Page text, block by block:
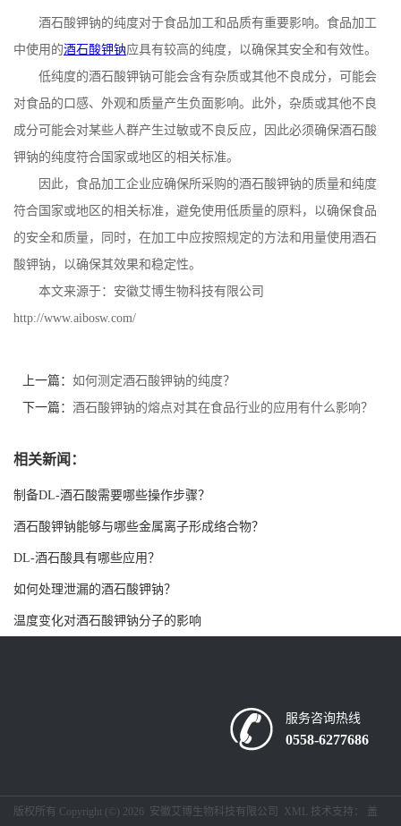
公
司
动
态
产
展
证
书
荣
联
系
线
酒石酸钾钠的纯度对于食品加工和品质有重要影响。食品加工
中使用的酒石酸钾钠应具有较高的纯度，以确保其安全和有效性。
低纯度的酒石酸钾钠可能会含有杂质或其他不良成分，可能会
对食品的口感、外观和质量产生负面影响。此外，杂质或其他不良
成分可能会对某些人群产生过敏或不良反应，因此必须确保酒石酸
钾钠的纯度符合国家或地区的相关标准。
因此，食品加工企业应确保所采购的酒石酸钾钠的质量和纯度
符合国家或地区的相关标准，避免使用低质量的原料，以确保食品
的安全和质量，同时，在加工中应按照规定的方法和用量使用酒石
酸钾钠，以确保其效果和稳定性。
本文来源于：安徽艾博生物科技有限公司
http://www.aibosw.com/
上一篇： 如何测定酒石酸钾钠的纯度？
下一篇： 酒石酸钾钠的熔点对其在食品行业的应用有什么影响？
相关新闻：
制备DL-酒石酸需要哪些操作步骤？
酒石酸钾钠能够与哪些金属离子形成络合物？
DL-酒石酸具有哪些应用？
如何处理泄漏的酒石酸钾钠？
温度变化对酒石酸钾钠分子的影响
服务咨询热线
0558-6277686
版权所有 Copyright (©) 2026 安徽艾博生物科技有限公司 XML 技术支持： 盖